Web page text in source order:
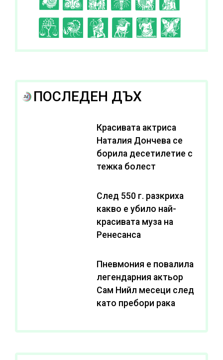
I J K L A B
ПОСЛЕДЕН ДЪХ
Красивата актриса
Наталия Дончева се
борила десетилетие с
тежка болест
След 550 г. разкриха
какво е убило най-
красивата муза на
Ренесанса
Пневмония е повалила
легендарния актьор
Сам Нийл месеци след
като пребори рака